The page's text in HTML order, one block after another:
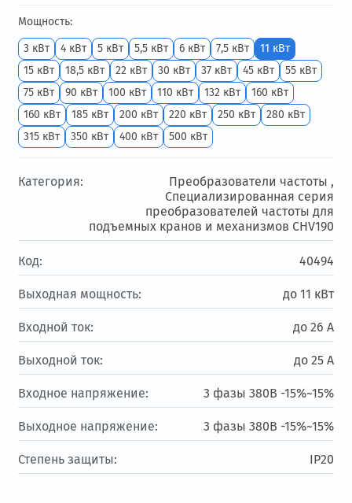
Мощность:
3 кВт
4 кВт 5 кВт 5,5 кВт 6 кВт 7,5 кВт
11 кВт
15 кВт
18,5 кВт 22 кВт 30 кВт 37 кВт 45 кВт
55 кВт
75 кВт
90 кВт 100 кВт 110 кВт 132 кВт
160 кВт
160 кВт
185 кВт 200 кВт 220 кВт 250 кВт
280 кВт
315 кВт
350 кВт 400 кВт 500 кВт
Категория:
Преобразователи частоты ,
Специализированная серия
преобразователей частоты для
подъемных кранов и механизмов CHV190
Код: 40494
Выходная мощность: до 11 кВт
Входной ток: до 26 А
Выходной ток: до 25 А
Входное напряжение: 3 фазы 380В -15%~15%
Выходное напряжение: 3 фазы 380В -15%~15%
Степень защиты: IP20